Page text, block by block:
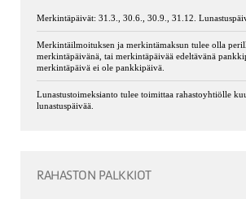
Merkintäpäivät: 31.3., 30.6., 30.9., 31.12.
Merkintäilmoituksen ja merkintämaksun tulee olla
merkintäpäivänä, tai merkintäpäivää edeltävänä
merkintäpäivä ei ole pankkipäivä.
Lunastustoimeksianto tulee toimittaa rahastoyhtiölle
lunastuspäivää.
RAHASTON PALKKIOT